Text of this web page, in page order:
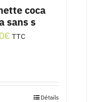
coca
sans s
€ TTC
Détails